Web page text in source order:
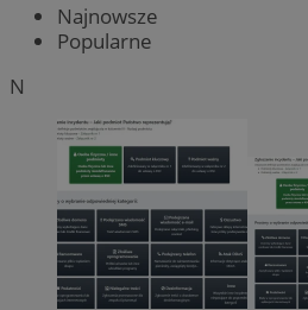
Najnowsze
Popularne
N